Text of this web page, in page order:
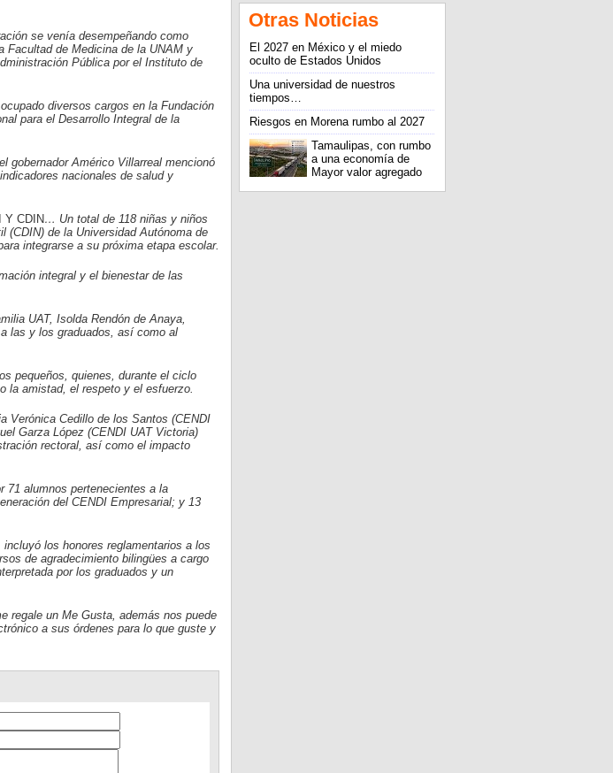
se venía desempeñando como
Facultad de Medicina de la UNAM y
Pública por el Instituto de
diversos cargos en la Fundación
para el Desarrollo Integral de la
gobernador Américo Villarreal mencionó
nacionales de salud y
Y CDIN… Un total de 118 niñas y niños
(CDIN) de la Universidad Autónoma de
integrarse a su próxima etapa escolar.
integral y el bienestar de las
UAT, Isolda Rendón de Anaya,
las y los graduados, así como al
pequeños, quienes, durante el ciclo
la amistad, el respeto y el esfuerzo.
Verónica Cedillo de los Santos (CENDI
Garza López (CENDI UAT Victoria)
rectoral, así como el impacto
71 alumnos pertenecientes a la
del CENDI Empresarial; y 13
los honores reglamentarios a los
de agradecimiento bilingües a cargo
por los graduados y un
regale un Me Gusta, además nos puede
a sus órdenes para lo que guste y
Otras Noticias
El 2027 en México y el miedo
oculto de Estados Unidos
Una universidad de nuestros
tiempos…
Riesgos en Morena rumbo al 2027
Tamaulipas, con rumbo
a una economía de
Mayor valor agregado